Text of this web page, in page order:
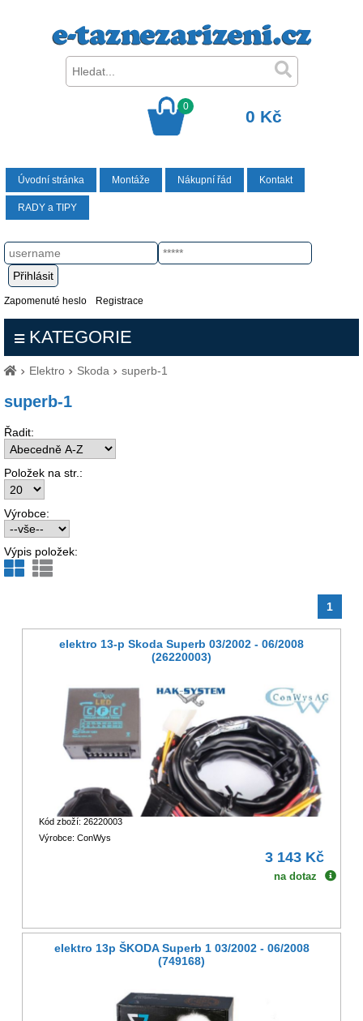
0
0 Kč
Úvodní stránka Montáže Nákupní řád Kontakt
RADY a TIPY
Zapomenuté heslo Registrace
KATEGORIE
Elektro Skoda superb-1
superb-1
Řadit:
Položek na str.:
Výrobce:
Výpis položek:
1
elektro 13-p Skoda Superb 03/2002 - 06/2008
(26220003)
Kód zboží: 26220003
Výrobce: ConWys
3 143 Kč
na dotaz
elektro 13p ŠKODA Superb 1 03/2002 - 06/2008
(749168)